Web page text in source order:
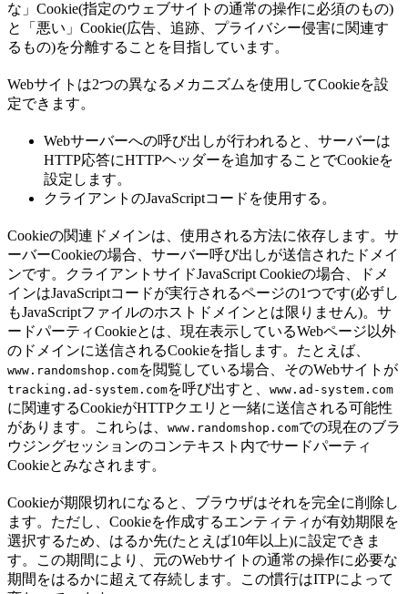
な」Cookie(指定のウェブサイトの通常の操作に必須のもの)
と「悪い」Cookie(広告、追跡、プライバシー侵害に関連す
るもの)を分離することを目指しています。
Webサイトは2つの異なるメカニズムを使用してCookieを設
定できます。
Webサーバーへの呼び出しが行われると、サーバーは
HTTP応答にHTTPヘッダーを追加することでCookieを
設定します。
クライアントのJavaScriptコードを使用する。
Cookieの関連ドメインは、使用される方法に依存します。サ
ーバーCookieの場合、サーバー呼び出しが送信されたドメイ
ンです。クライアントサイドJavaScript Cookieの場合、ドメ
インはJavaScriptコードが実行されるページの1つです(必ずし
もJavaScriptファイルのホストドメインとは限りません)。サ
ードパーティCookieとは、現在表示しているWebページ以外
のドメインに送信されるCookieを指します。たとえば、
www.randomshop.comを閲覧している場合、そのWebサイトが
tracking.ad-system.comを呼び出すと、 www.ad-system.com
に関連するCookieがHTTPクエリと一緒に送信される可能性
があります。これらは、 www.randomshop.comでの現在のブラ
ウジングセッションのコンテキスト内でサードパーティ
Cookieとみなされます。
Cookieが期限切れになると、ブラウザはそれを完全に削除し
ます。ただし、Cookieを作成するエンティティが有効期限を
選択するため、はるか先(たとえば10年以上)に設定できま
す。この期間により、元のWebサイトの通常の操作に必要な
期間をはるかに超えて存続します。この慣行はITPによって